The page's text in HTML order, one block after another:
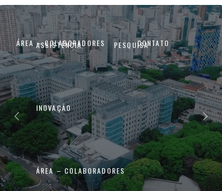
ASSISTÊNCIA PESQUISA
INOVAÇÃO
ÁREA – COLABORADORES
ÁREA – COLABORADORES CONTATO